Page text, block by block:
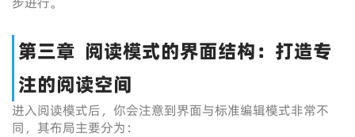
第三章 阅读模式的界面结构：打造专
注的阅读空间
进入阅读模式后，你会注意到界面与标准编辑模式非常不
同，其布局主要分为：